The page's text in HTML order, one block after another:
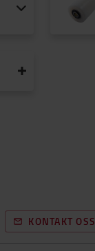
KONTAKT OSS